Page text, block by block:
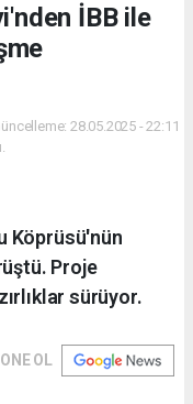
İBB ile
28.05.2025 - 22:11
Köprüsü'nün
Proje
sürüyor.
OL